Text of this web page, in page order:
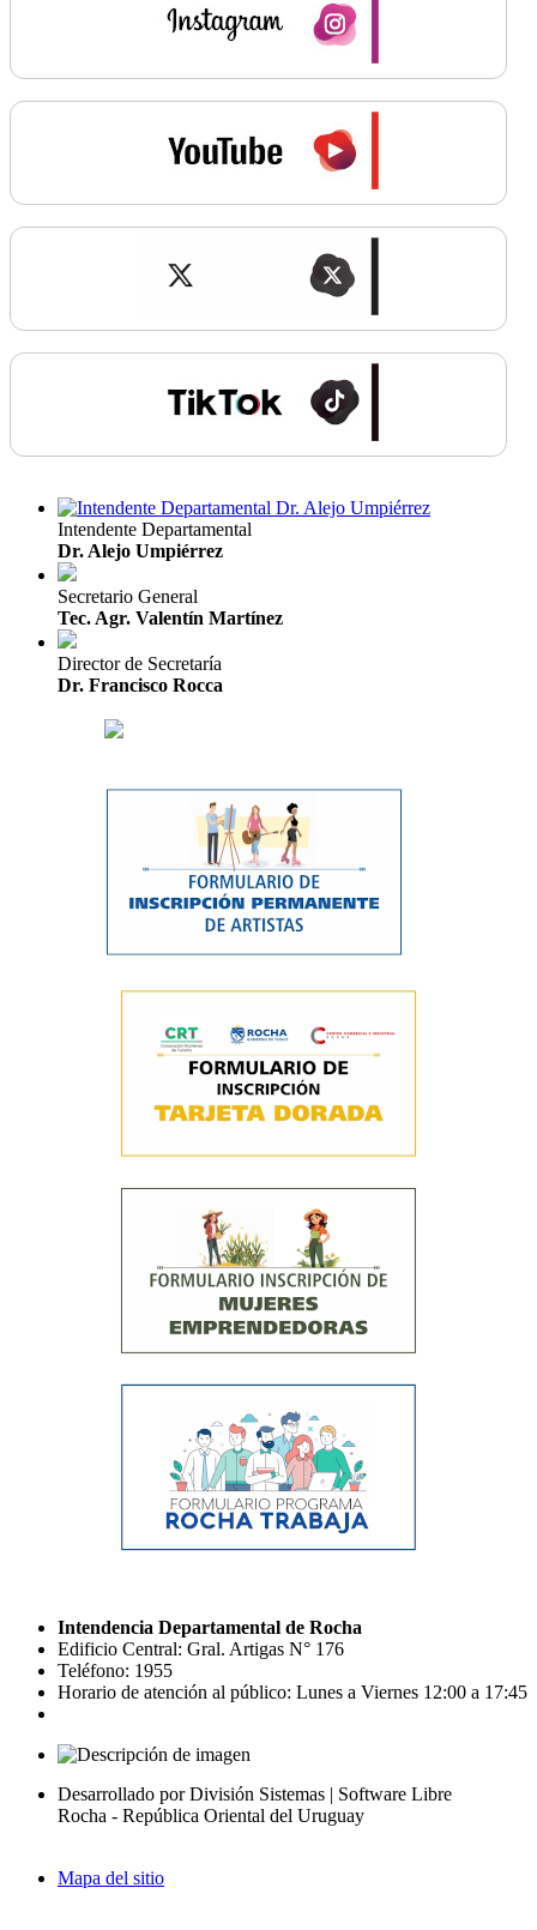
Intendente Departamental
Dr. Alejo Umpiérrez
Secretario General
Tec. Agr. Valentín Martínez
Director de Secretaría
Dr. Francisco Rocca
Intendencia Departamental de Rocha
Edificio Central: Gral. Artigas N° 176
Teléfono: 1955
Horario de atención al público: Lunes a Viernes 12:00 a 17:45
Desarrollado por División Sistemas | Software Libre
Rocha - República Oriental del Uruguay
Mapa del sitio